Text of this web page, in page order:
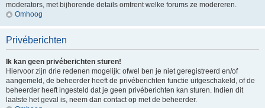
moderators, met bijhorende details omtrent welke forums ze modereren.
Omhoog
Privéberichten
Ik kan geen privéberichten sturen!
Hiervoor zijn drie redenen mogelijk: ofwel ben je niet geregistreerd en/of
aangemeld, de beheerder heeft de privéberichten functie uitgeschakeld, of de
beheerder heeft ingesteld dat je geen privéberichten kan sturen. Indien dit
laatste het geval is, neem dan contact op met de beheerder.